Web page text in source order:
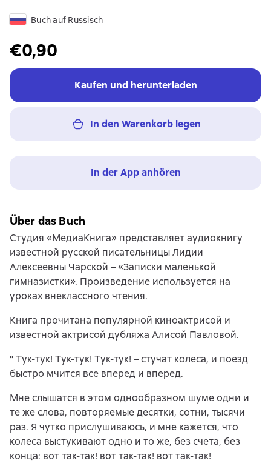
Buch auf Russisch
€0,90
Kaufen und herunterladen
In den Warenkorb legen
In der App anhören
Über das Buch
Студия «МедиаКнига» представляет аудиокнигу
известной русской писательницы Лидии
Алексеевны Чарской – «Записки маленькой
гимназистки». Произведение используется на
уроках внеклассного чтения.
Книга прочитана популярной киноактрисой и
известной актрисой дубляжа Алисой Павловой.
" Тук-тук! Тук-тук! Тук-тук! – стучат колеса, и поезд
быстро мчится все вперед и вперед.
Мне слышатся в этом однообразном шуме одни и
те же слова, повторяемые десятки, сотни, тысячи
раз. Я чутко прислушиваюсь, и мне кажется, что
колеса выстукивают одно и то же, без счета, без
конца: вот так-так! вот так-так! вот так-так!